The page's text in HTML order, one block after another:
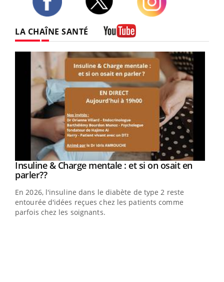
LA CHAÎNE SANTÉ
Youtube
Insuline & Charge mentale : et si on osait en
parler??Youtube
En 2026, l'insuline dans le diabète de type 2 reste
entourée d'idées reçues chez les patients comme
parfois chez les soignants.